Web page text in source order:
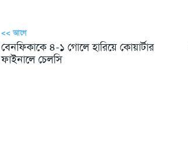
<< আগে
বেনফিকাকে ৪-১ গোলে হারিয়ে কোয়ার্টার
ফাইনালে চেলসি